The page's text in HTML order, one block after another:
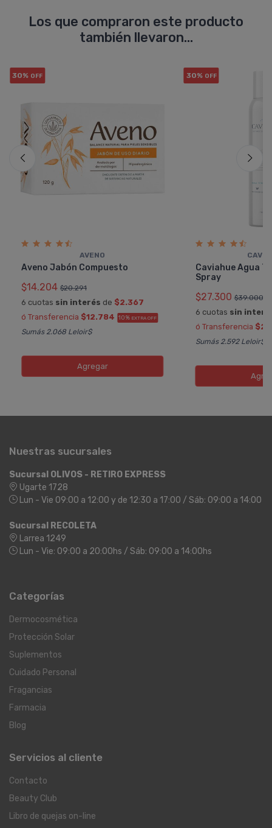
Los que compraron este producto
también llevaron...
30% OFF
AVENO
Aveno Jabón Compuesto
$14.204 $20.291
6 cuotas sin interés de $2.367
ó Transferencia $12.784 10% EXTRA OFF
Sumás 2.068 Leloir$
Agregar
30% OFF
Caviahue Agua
Spray
$27.300 $39.000
6 cuotas sin
ó Transferencia
Sumás 2.592 Leloir$
Nuestras sucursales
Sucursal OLIVOS - RETIRO EXPRESS
Ugarte 1728
Lun - Vie 09:00 a 12:00 y de 12:30 a 17:00 / Sáb: 09:00 a 14:00
Sucursal RECOLETA
Larrea 1249
Lun - Vie: 09:00 a 20:00hs / Sáb: 09:00 a 14:00hs
Categorías
Dermocosmética
Protección Solar
Suplementos
Cuidado Personal
Fragancias
Farmacia
Blog
Servicios al cliente
Contacto
Beauty Club
Libro de quejas on-line